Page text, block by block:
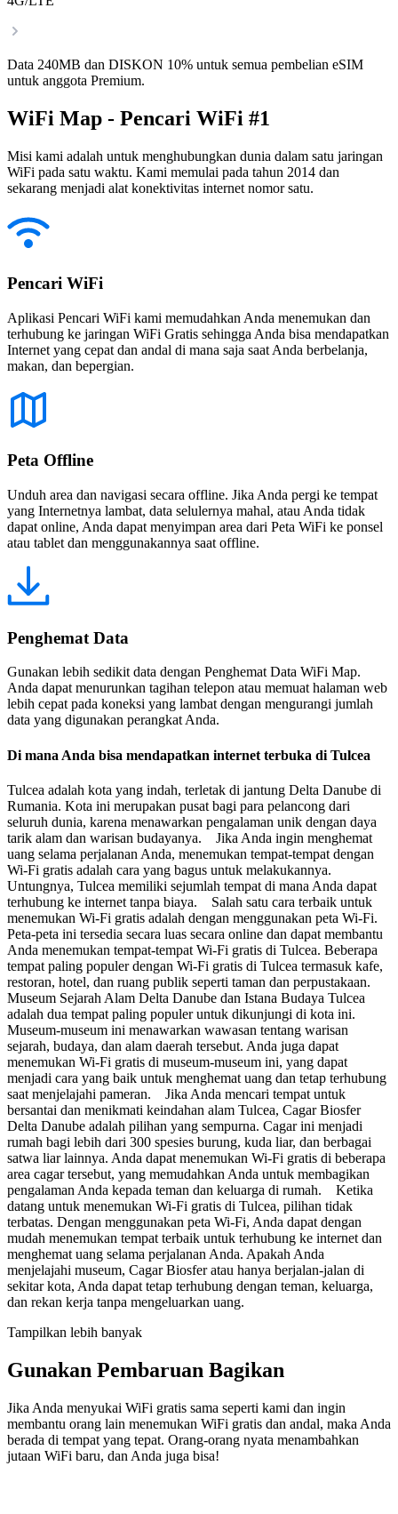
Data 240MB dan DISKON 10% untuk semua pembelian eSIM
untuk anggota Premium.
WiFi Map - Pencari WiFi #1
Misi kami adalah untuk menghubungkan dunia dalam satu jaringan
WiFi pada satu waktu. Kami memulai pada tahun 2014 dan
sekarang menjadi alat konektivitas internet nomor satu.
Pencari WiFi
Aplikasi Pencari WiFi kami memudahkan Anda menemukan dan
terhubung ke jaringan WiFi Gratis sehingga Anda bisa mendapatkan
Internet yang cepat dan andal di mana saja saat Anda berbelanja,
makan, dan bepergian.
Peta Offline
Unduh area dan navigasi secara offline. Jika Anda pergi ke tempat
yang Internetnya lambat, data selulernya mahal, atau Anda tidak
dapat online, Anda dapat menyimpan area dari Peta WiFi ke ponsel
atau tablet dan menggunakannya saat offline.
Penghemat Data
Gunakan lebih sedikit data dengan Penghemat Data WiFi Map.
Anda dapat menurunkan tagihan telepon atau memuat halaman web
lebih cepat pada koneksi yang lambat dengan mengurangi jumlah
data yang digunakan perangkat Anda.
Di mana Anda bisa mendapatkan internet terbuka di Tulcea
Tulcea adalah kota yang indah, terletak di jantung Delta Danube di
Rumania. Kota ini merupakan pusat bagi para pelancong dari
seluruh dunia, karena menawarkan pengalaman unik dengan daya
tarik alam dan warisan budayanya. Jika Anda ingin menghemat
uang selama perjalanan Anda, menemukan tempat-tempat dengan
Wi-Fi gratis adalah cara yang bagus untuk melakukannya.
Untungnya, Tulcea memiliki sejumlah tempat di mana Anda dapat
terhubung ke internet tanpa biaya. Salah satu cara terbaik untuk
menemukan Wi-Fi gratis adalah dengan menggunakan peta Wi-Fi.
Peta-peta ini tersedia secara luas secara online dan dapat membantu
Anda menemukan tempat-tempat Wi-Fi gratis di Tulcea. Beberapa
tempat paling populer dengan Wi-Fi gratis di Tulcea termasuk kafe,
restoran, hotel, dan ruang publik seperti taman dan perpustakaan.
Museum Sejarah Alam Delta Danube dan Istana Budaya Tulcea
adalah dua tempat paling populer untuk dikunjungi di kota ini.
Museum-museum ini menawarkan wawasan tentang warisan
sejarah, budaya, dan alam daerah tersebut. Anda juga dapat
menemukan Wi-Fi gratis di museum-museum ini, yang dapat
menjadi cara yang baik untuk menghemat uang dan tetap terhubung
saat menjelajahi pameran. Jika Anda mencari tempat untuk
bersantai dan menikmati keindahan alam Tulcea, Cagar Biosfer
Delta Danube adalah pilihan yang sempurna. Cagar ini menjadi
rumah bagi lebih dari 300 spesies burung, kuda liar, dan berbagai
satwa liar lainnya. Anda dapat menemukan Wi-Fi gratis di beberapa
area cagar tersebut, yang memudahkan Anda untuk membagikan
pengalaman Anda kepada teman dan keluarga di rumah. Ketika
datang untuk menemukan Wi-Fi gratis di Tulcea, pilihan tidak
terbatas. Dengan menggunakan peta Wi-Fi, Anda dapat dengan
mudah menemukan tempat terbaik untuk terhubung ke internet dan
menghemat uang selama perjalanan Anda. Apakah Anda
menjelajahi museum, Cagar Biosfer atau hanya berjalan-jalan di
sekitar kota, Anda dapat tetap terhubung dengan teman, keluarga,
dan rekan kerja tanpa mengeluarkan uang.
Tampilkan lebih banyak
Gunakan Pembaruan Bagikan
Jika Anda menyukai WiFi gratis sama seperti kami dan ingin
membantu orang lain menemukan WiFi gratis dan andal, maka Anda
berada di tempat yang tepat. Orang-orang nyata menambahkan
jutaan WiFi baru, dan Anda juga bisa!